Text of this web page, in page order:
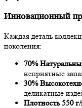
Инновационный
Каждая деталь
поколения:
70%
неприятные
30%
деликатные
Плотность 550